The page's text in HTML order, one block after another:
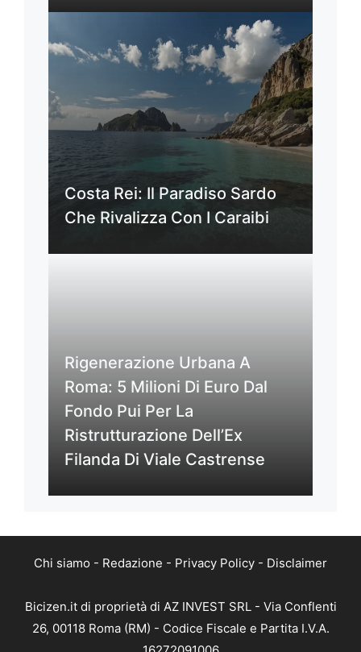
Costa Rei: Il Paradiso Sardo
Che Rivalizza Con I Caraibi
Rigenerazione Urbana A
Roma: 5 Milioni Di Euro Dal
Fondo Pui Per La
Ristrutturazione Dell’Ex
Filanda Di Viale Castrense
Chi siamo - Redazione - Privacy Policy - Disclaimer
Bicizen.it di proprietà di AZ INVEST SRL - Via Conflenti
26, 00118 Roma (RM) - Codice Fiscale e Partita I.V.A.